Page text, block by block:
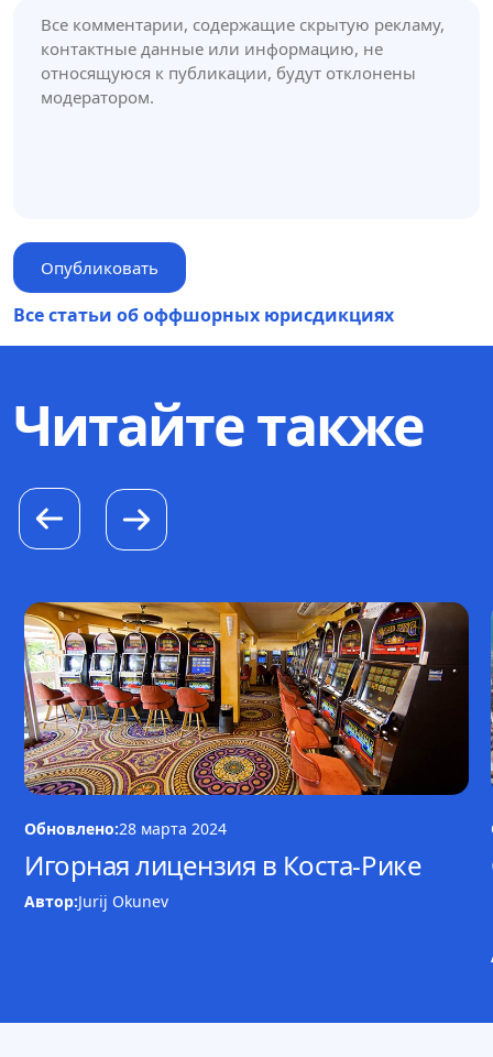
Все статьи об оффшорных юрисдикциях
Читайте также
Обновлено:28 марта 2024
Игорная лицензия в Коста-Рике
Автор:Jurij Okunev